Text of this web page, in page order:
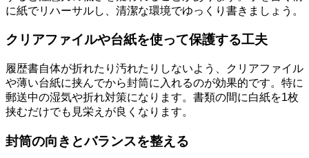
に紙でリハーサルし、清潔な環境でゆっくり書きましょう。
クリアファイルや台紙を使って保護する工夫
履歴書自体が折れたり汚れたりしないよう、クリアファイル
や薄い台紙に挟んでから封筒に入れるのが効果的です。特に
郵送中の湿気や折れ対策になります。書類の間に白紙を1枚
挟むだけでも見栄えが良くなります。
封筒の向きとバランスを整える